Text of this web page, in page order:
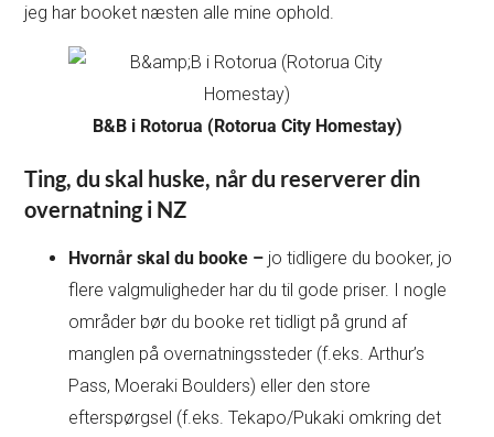
jeg har booket næsten alle mine ophold.
B&B i Rotorua (Rotorua City Homestay)
Ting, du skal huske, når du reserverer din
overnatning i NZ
Hvornår skal du booke – jo tidligere du booker, jo
flere valgmuligheder har du til gode priser. I nogle
områder bør du booke ret tidligt på grund af
manglen på overnatningssteder (f.eks. Arthur’s
Pass, Moeraki Boulders) eller den store
efterspørgsel (f.eks. Tekapo/Pukaki omkring det